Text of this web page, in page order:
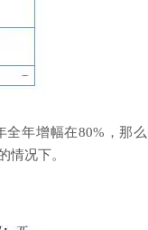
全年增幅在80%，那么
情况下。